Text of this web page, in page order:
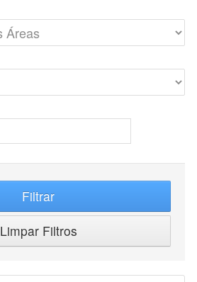
Filtrar
Limpar Filtros